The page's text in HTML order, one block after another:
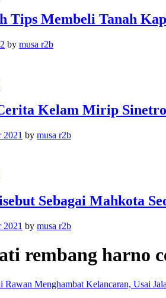
Tips Membeli Tanah
by musa r2b
Kelam Mirip
2021 by musa r2b
Sebagai Mahkota
2021 by musa r2b
rembang harno